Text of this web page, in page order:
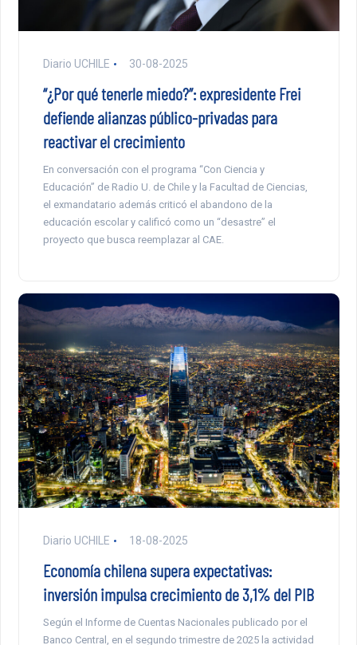
Diario UCHILE 30-08-2025
“¿Por qué tenerle miedo?”: expresidente Frei
defiende alianzas público-privadas para
reactivar el crecimiento
En conversación con el programa “Con Ciencia y
Educación” de Radio U. de Chile y la Facultad de Ciencias,
el exmandatario además criticó el abandono de la
educación escolar y calificó como un “desastre” el
proyecto que busca reemplazar al CAE.
Diario UCHILE 18-08-2025
Economía chilena supera expectativas:
inversión impulsa crecimiento de 3,1% del PIB
Según el Informe de Cuentas Nacionales publicado por el
Banco Central, en el segundo trimestre de 2025 la actividad